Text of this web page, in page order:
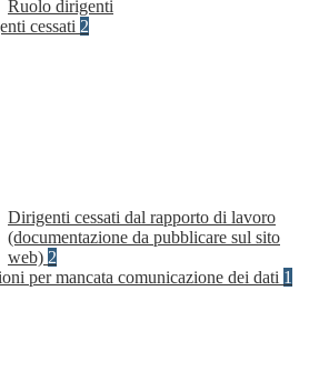
Ruolo dirigenti
cessati 2
Dirigenti cessati dal rapporto di lavoro
(documentazione da pubblicare sul sito
web) 2
per mancata comunicazione dei dati 1